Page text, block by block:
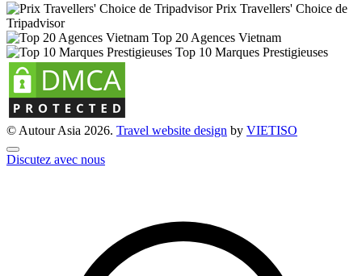
Prix Travellers' Choice de
Tripadvisor
Top 20 Agences Vietnam
Top 10 Marques Prestigieuses
© Autour Asia 2026. Travel website design by VIETISO
Discutez avec nous